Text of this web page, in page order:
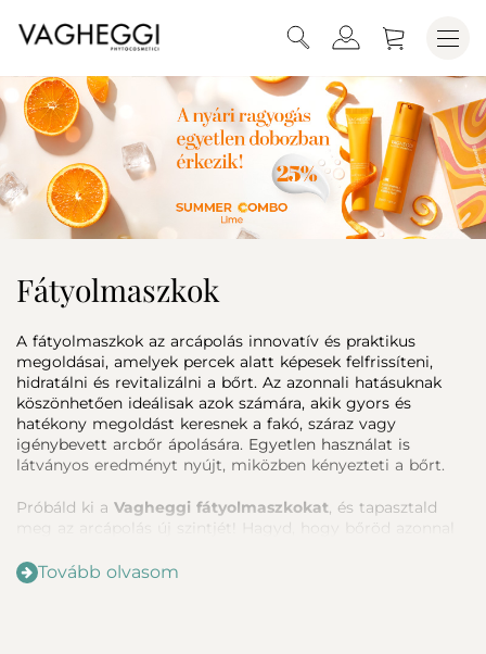
Fátyolmaszkok
A fátyolmaszkok az arcápolás innovatív és praktikus
megoldásai, amelyek percek alatt képesek felfrissíteni,
hidratálni és revitalizálni a bőrt. Az azonnali hatásuknak
köszönhetően ideálisak azok számára, akik gyors és
hatékony megoldást keresnek a fakó, száraz vagy
igénybevett arcbőr ápolására. Egyetlen használat is
látványos eredményt nyújt, miközben kényezteti a bőrt.
Próbáld ki a Vagheggi fátyolmaszkokat , és tapasztald
meg az arcápolás új szintjét! Hagyd, hogy bőröd azonnal
széles kínálatunkat, és válaszd ki azt a maszkot, amely a
legjobban illeszkedik bőrtípusodhoz és igényeidhez.
Tovább olvasom